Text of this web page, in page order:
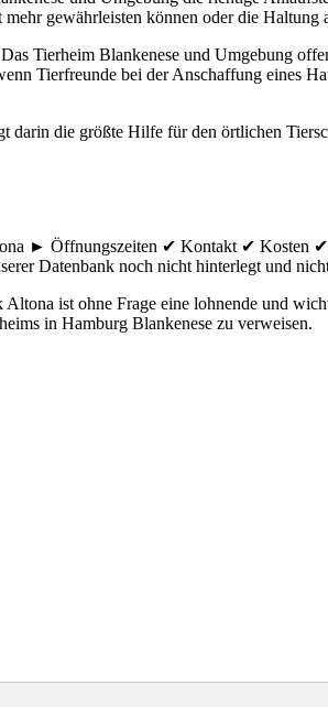
gewährleisten können oder die Haltung
Tierheim Blankenese und Umgebung
Tierfreunde bei der Anschaffung eines
darin die größte Hilfe für den örtlichen
► Öffnungszeiten ✔ Kontakt ✔ Kosten
Datenbank noch nicht hinterlegt und
ist ohne Frage eine lohnende und
in Hamburg Blankenese zu verweisen.